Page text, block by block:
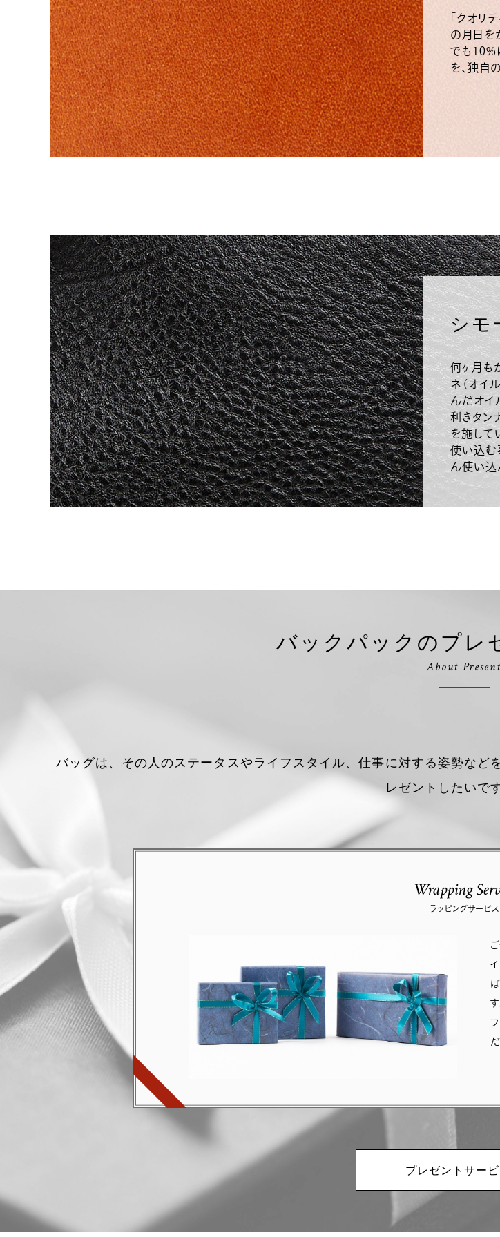
「クオ
の月日を
でも10%
を、独自
シモ
何ヶ月も
ネ（オイ
んだオイ
利きタン
を施して
使い込む
ん使い込
バックパックのプレ
About Present
バッグは、その人のステータスやライフスタイル、仕事に対する姿勢な
レゼントしたいで
Wrapping
ラッピングサービス
プレゼントサー